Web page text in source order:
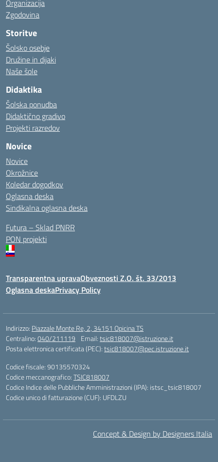
Organizacija
Zgodovina
Storitve
Šolsko osebje
Družine in dijaki
Naše šole
Didaktika
Šolska ponudba
Didaktično gradivo
Projekti razredov
Novice
Novice
Okrožnice
Koledar dogodkov
Oglasna deska
Sindikalna oglasna deska
Futura – Sklad PNRR
PON projekti
Transparentna upravaObveznosti Z.O. št. 33/2013
Oglasna deskaPrivacy Policy
Indirizzo: Piazzale Monte Re, 2, 34151 Opicina TS
Centralino:040/211119 Email:tsic818007@istruzione.it
Posta elettronica certificata (PEC):tsic818007@pec.istruzione.it
Codice fiscale: 90135570324
Codice meccanografico:TSIC818007
Codice Indice delle Pubbliche Amministrazioni (IPA): istsc_tsic818007
Codice unico di fatturazione (CUF): UFDLZU
Concept & Design by Designers Italia